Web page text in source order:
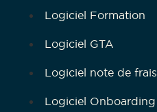
Logiciel Formation
Logiciel GTA
Logiciel note de frais
Logiciel Onboarding